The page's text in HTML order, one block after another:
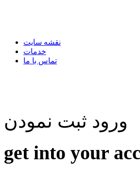
نقشه سایت
خدمات
تماس با ما
ورود ثبت نمودن
get into your